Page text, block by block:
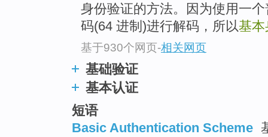
身份验证的方法。因为使用一
码(64 进制)进行解码，所以基
基于930个网页-相关网页
基础验证
基本认证
短语
Basic Authentication Scheme